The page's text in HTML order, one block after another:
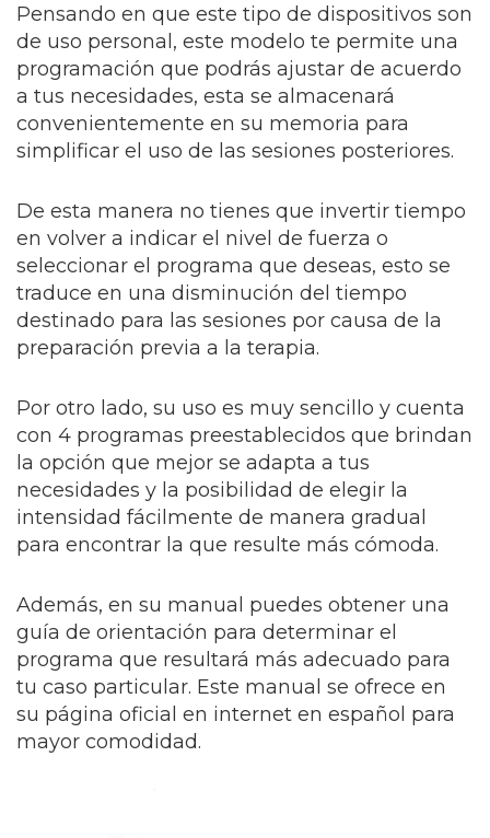
Pensando en que este tipo de dispositivos son
de uso personal, este modelo te permite una
programación que podrás ajustar de acuerdo
a tus necesidades, esta se almacenará
convenientemente en su memoria para
simplificar el uso de las sesiones posteriores.
De esta manera no tienes que invertir tiempo
en volver a indicar el nivel de fuerza o
seleccionar el programa que deseas, esto se
traduce en una disminución del tiempo
destinado para las sesiones por causa de la
preparación previa a la terapia.
Por otro lado, su uso es muy sencillo y cuenta
con 4 programas preestablecidos que brindan
la opción que mejor se adapta a tus
necesidades y la posibilidad de elegir la
intensidad fácilmente de manera gradual
para encontrar la que resulte más cómoda.
Además, en su manual puedes obtener una
guía de orientación para determinar el
programa que resultará más adecuado para
tu caso particular. Este manual se ofrece en
su página oficial en internet en español para
mayor comodidad.